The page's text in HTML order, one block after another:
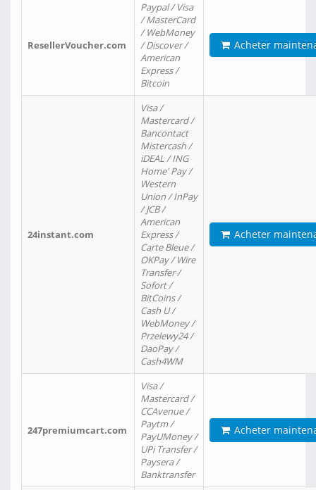
ResellerVoucher.com
Paypal / Visa
/ MasterCard
/ WebMoney
/ Discover /
American
Express /
Bitcoin
Acheter
24instant.com
Visa /
Mastercard /
Bancontact
Mistercash /
iDEAL / ING
Home' Pay /
Western
Union / InPay
/ JCB /
American
Express /
Carte Bleue /
OKPay / Wire
Transfer /
Sofort /
BitCoins /
Cash U /
WebMoney /
Przelewy24 /
DaoPay /
Cash4WM
Acheter
247premiumcart.com
Visa /
Mastercard /
CCAvenue /
Paytm /
PayUMoney /
UPi Transfer /
Paysera /
Banktransfer
Acheter